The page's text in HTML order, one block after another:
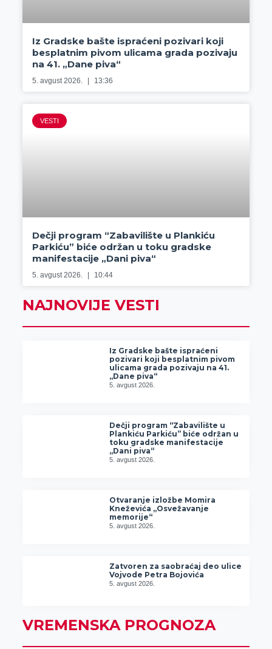
Iz Gradske bašte ispraćeni pozivari koji
besplatnim pivom ulicama grada pozivaju
na 41. „Dane piva“
5. avgust 2026. 13:36
VESTI
Dečji program “Zabavilište u Plankiću
Parkiću” biće održan u toku gradske
manifestacije „Dani piva“
5. avgust 2026. 10:44
NAJNOVIJE VESTI
Iz Gradske bašte ispraćeni
pozivari koji besplatnim pivom
ulicama grada pozivaju na 41.
„Dane piva“
5. avgust 2026.
Dečji program “Zabavilište u
Plankiću Parkiću” biće održan u
toku gradske manifestacije
„Dani piva“
5. avgust 2026.
Otvaranje izložbe Momira
Kneževića „Osvežavanje
memorije“
5. avgust 2026.
Zatvoren za saobraćaj deo ulice
Vojvode Petra Bojovića
5. avgust 2026.
VREMENSKA PROGNOZA